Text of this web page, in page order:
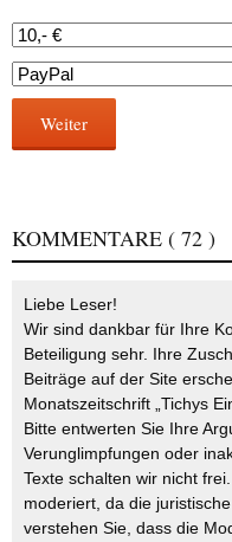
Weiter
KOMMENTARE ( 72 )
Liebe Leser!
Wir sind dankbar für Ihre
Beteiligung sehr. Ihre
Beiträge auf der Site
Monatszeitschrift „Tichys
Bitte entwerten Sie Ihre
Verunglimpfungen oder
Texte schalten wir nicht
moderiert, da die
verstehen Sie, dass die